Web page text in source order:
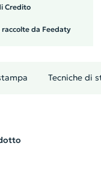
Credito
da Feedaty
Tecniche di